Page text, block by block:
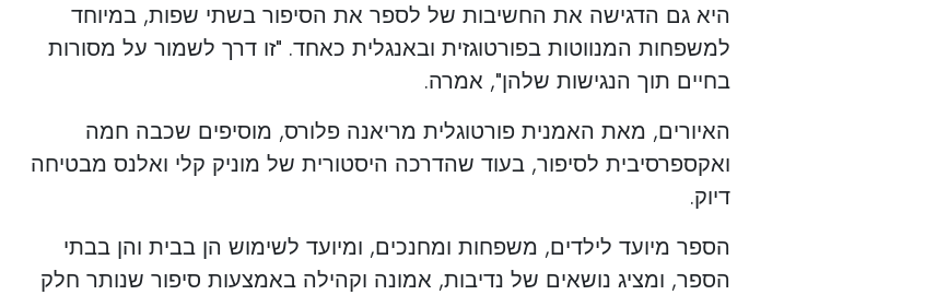
היא גם הדגישה את החשיבות של לספר את הסיפור בשתי שפות, במיוחד
למשפחות המנווטות בפורטוגזית ובאנגלית כאחד. "זו דרך לשמור על מסורות
בחיים תוך הנגישות שלהן", אמרה.
האיורים, מאת האמנית פורטוגלית מריאנה פלורס, מוסיפים שכבה חמה
ואקספרסיבית לסיפור, בעוד שהדרכה היסטורית של מוניק קלי ואלנס מבטיחה
דיוק.
הספר מיועד לילדים, משפחות ומחנכים, ומיועד לשימוש הן בבית והן בבתי
הספר, ומציג נושאים של נדיבות, אמונה וקהילה באמצעות סיפור שנותר חלק